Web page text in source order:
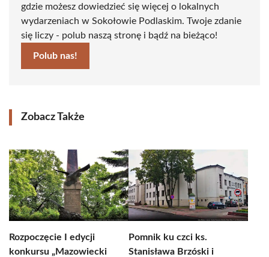
gdzie możesz dowiedzieć się więcej o lokalnych
wydarzeniach w Sokołowie Podlaskim. Twoje zdanie
się liczy - polub naszą stronę i bądź na bieżąco!
Polub nas!
Zobacz Także
Rozpoczęcie I edycji
konkursu „Mazowiecki
Pomnik ku czci ks.
Stanisława Brzóski i